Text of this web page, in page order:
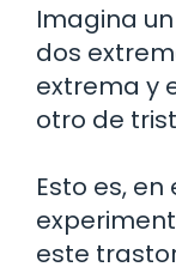
Imagina
dos
extrema y
otro de
Esto es,
este